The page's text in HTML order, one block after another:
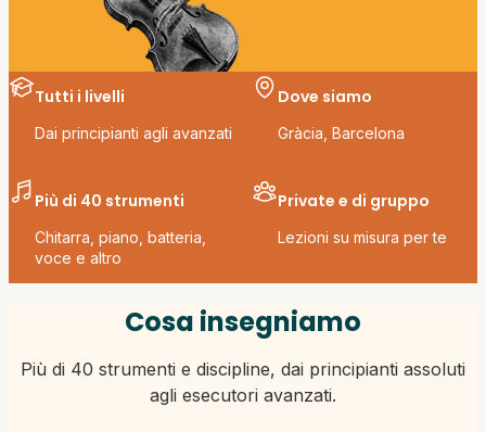
Tutti i livelli
Dai principianti agli avanzati
Dove siamo
Gràcia, Barcelona
Più di 40 strumenti
Chitarra, piano, batteria,
voce e altro
Private e di gruppo
Lezioni su misura per te
Cosa insegniamo
Più di 40 strumenti e discipline, dai principianti assoluti
agli esecutori avanzati.